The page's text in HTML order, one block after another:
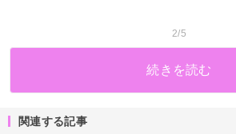
2/5
続きを読む
関連する記事